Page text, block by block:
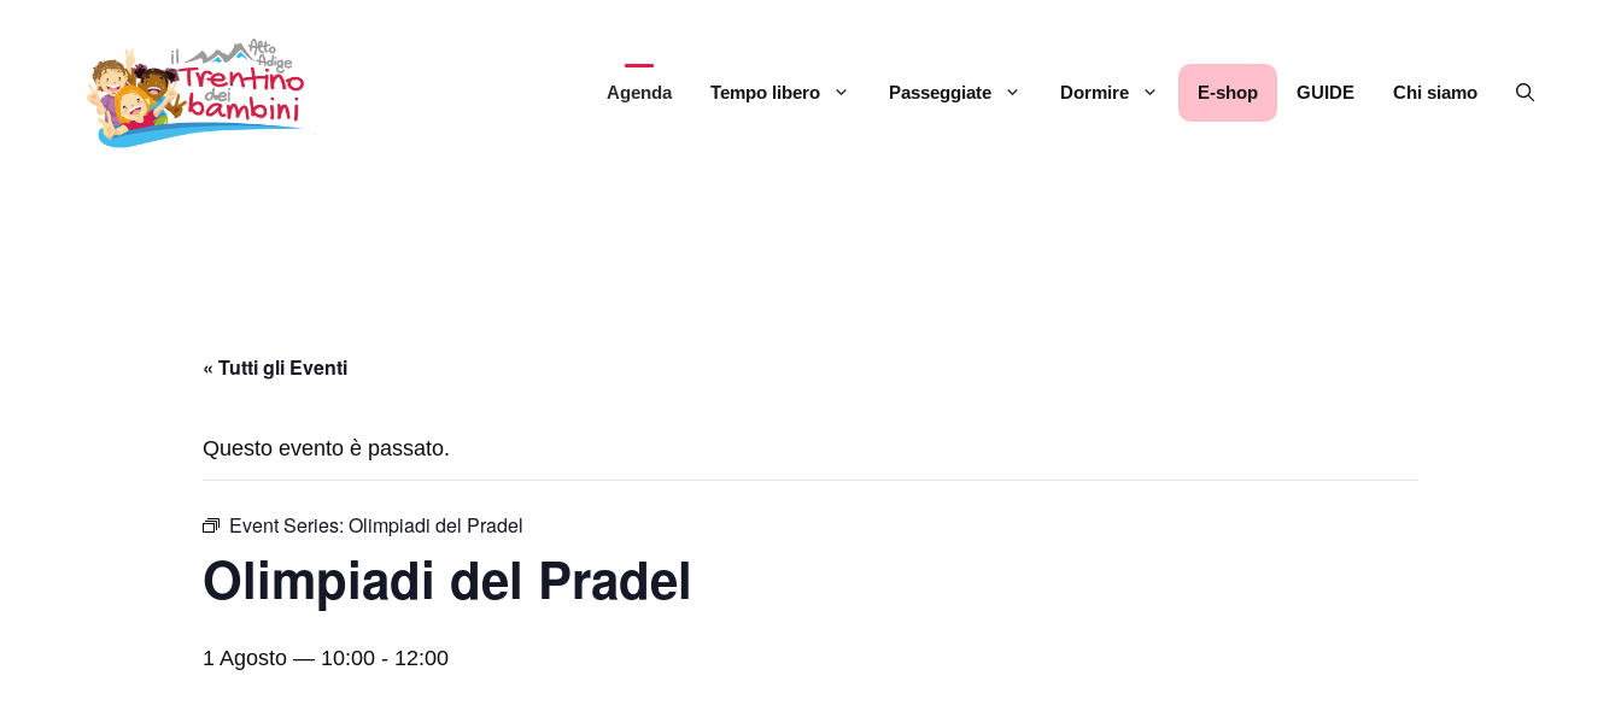
contenuto
Agenda Tempo libero Passeggiate Dormire E-shop GUIDE Chi siamo
« Tutti gli Eventi
Questo evento è passato.
Event Series: Olimpiadi del Pradel
Olimpiadi del Pradel
1 Agosto — 10:00 - 12:00